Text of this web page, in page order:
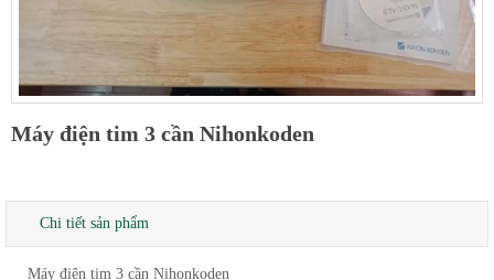
Máy điện tim 3 cần Nihonkoden
Chi tiết sản phẩm
Máy điện tim 3 cần Nihonkoden